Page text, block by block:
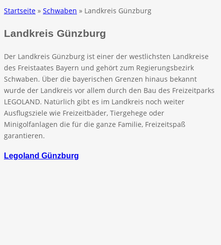
Startseite » Schwaben » Landkreis Günzburg
Landkreis Günzburg
Der Landkreis Günzburg ist einer der westlichsten Landkreise
des Freistaates Bayern und gehört zum Regierungsbezirk
Schwaben. Über die bayerischen Grenzen hinaus bekannt
wurde der Landkreis vor allem durch den Bau des Freizeitparks
LEGOLAND. Natürlich gibt es im Landkreis noch weiter
Ausflugsziele wie Freizeitbäder, Tiergehege oder
Minigolfanlagen die für die ganze Familie, Freizeitspaß
garantieren.
Legoland Günzburg